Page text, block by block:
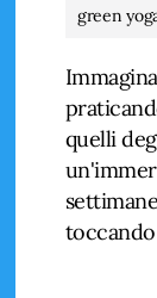
green
quelli